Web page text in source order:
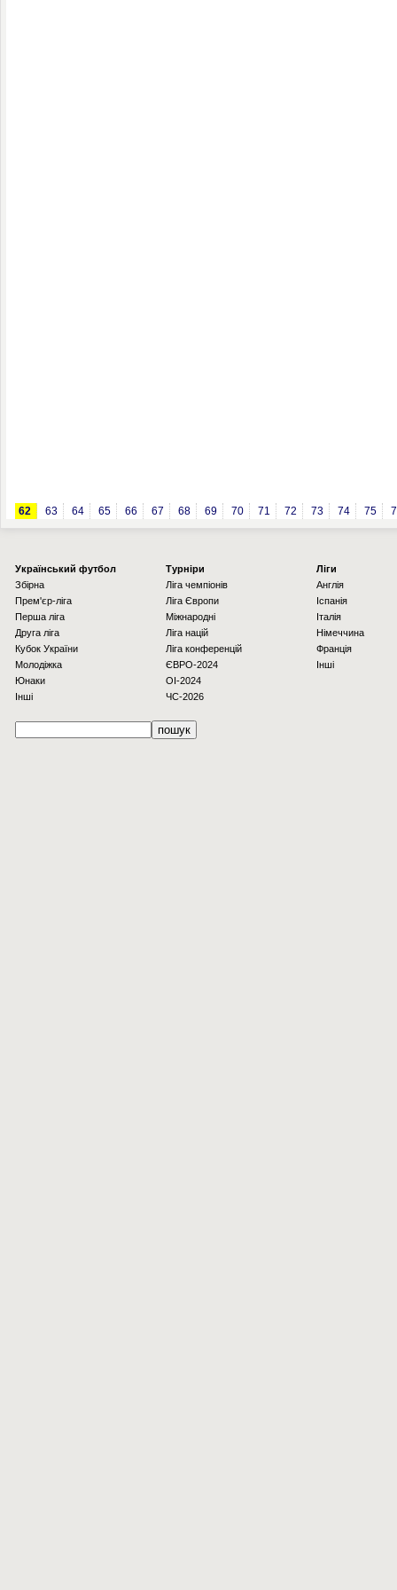
62 63 64 65 66 67 68 69 70 71 72 73 74 75
Українcький футбол
Збірна
Прем'єр-ліга
Перша ліга
Друга ліга
Кубок України
Молодіжка
Юнаки
Інші
Турніри
Ліга чемпіонів
Ліга Європи
Міжнародні
Ліга націй
Ліга конференцій
ЄВРО-2024
OI-2024
ЧС-2026
Ліги
Англія
Іспанія
Італія
Німеччина
Франція
Інші